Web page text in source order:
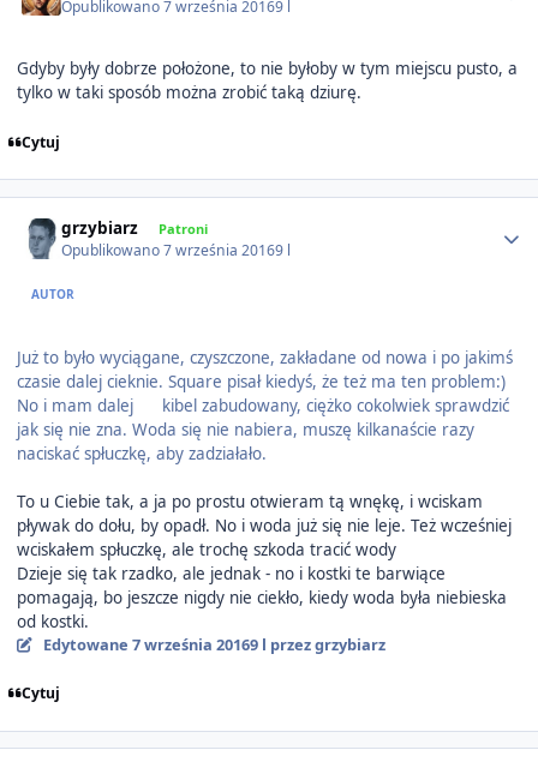
Opublikowano7 września 20169 l
Gdyby były dobrze położone, to nie byłoby w tym miejscu pusto, a
tylko w taki sposób można zrobić taką dziurę.
Cytuj
grzybiarz Patroni
Opublikowano7 września 20169 l
AUTOR
Już to było wyciągane, czyszczone, zakładane od nowa i po jakimś
czasie dalej cieknie. Square pisał kiedyś, że też ma ten problem:)
No i mam dalej
kibel zabudowany, ciężko cokolwiek sprawdzić
jak się nie zna. Woda się nie nabiera, muszę kilkanaście razy
naciskać spłuczkę, aby zadziałało.
To u Ciebie tak, a ja po prostu otwieram tą wnękę, i wciskam
pływak do dołu, by opadł. No i woda już się nie leje. Też wcześniej
wciskałem spłuczkę, ale trochę szkoda tracić wody
Dzieje się tak rzadko, ale jednak - no i kostki te barwiące
pomagają, bo jeszcze nigdy nie ciekło, kiedy woda była niebieska
od kostki.
Edytowane 7 września 20169 l przez grzybiarz
Cytuj